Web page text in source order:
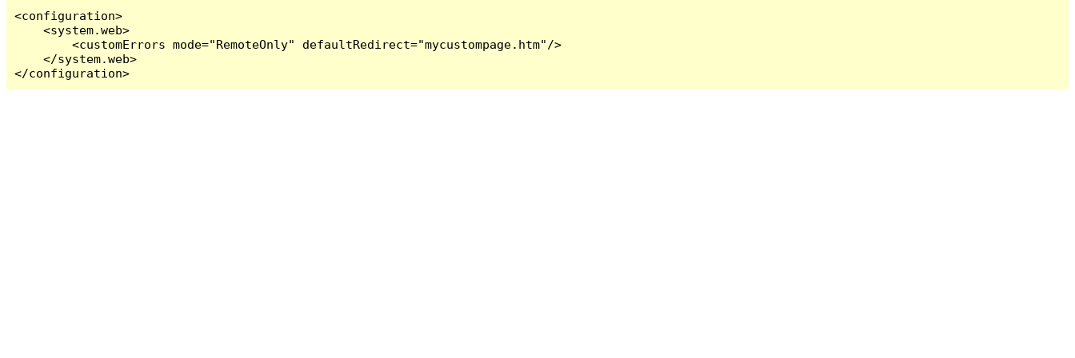
<configuration>
    <system.web>
        <customErrors mode="RemoteOnly" defaultRedirect="mycustompage.htm"/>
    </system.web>
</configuration>